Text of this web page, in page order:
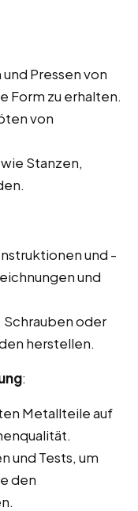
Pressen von
Form zu erhalten.
von
Stanzen,
und -
und
oder
herstellen.
:
Metallteile auf
und Tests, um
den